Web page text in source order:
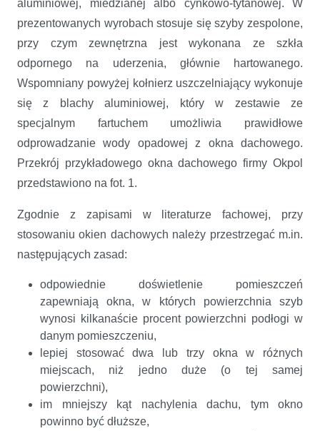
aluminiowej, miedzianej albo cynkowo-tytanowej. W
prezentowanych wyrobach stosuje się szyby zespolone,
przy czym zewnętrzna jest wykonana ze szkła
odpornego na uderzenia, głównie hartowanego.
Wspomniany powyżej kołnierz uszczelniający wykonuje
się z blachy aluminiowej, który w zestawie ze
specjalnym fartuchem umożliwia prawidłowe
odprowadzanie wody opadowej z okna dachowego.
Przekrój przykładowego okna dachowego firmy Okpol
przedstawiono na fot. 1.
Zgodnie z zapisami w literaturze fachowej, przy
stosowaniu okien dachowych należy przestrzegać m.in.
następujących zasad:
odpowiednie doświetlenie pomieszczeń
zapewniają okna, w których powierzchnia szyb
wynosi kilkanaście procent powierzchni podłogi w
danym pomieszczeniu,
lepiej stosować dwa lub trzy okna w różnych
miejscach, niż jedno duże (o tej samej
powierzchni),
im mniejszy kąt nachylenia dachu, tym okno
powinno być dłuższe,